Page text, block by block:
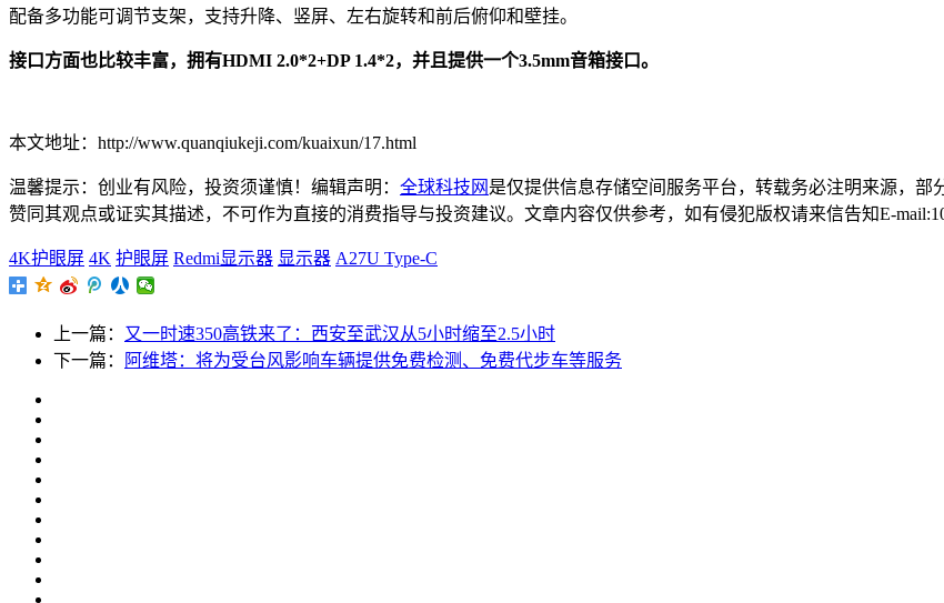
配备多功能可调节支架，支持升降、竖屏、左右旋转和前后俯仰和壁挂。
接口方面也比较丰富，拥有HDMI 2.0*2+DP 1.4*2，并且提供一个3.5mm音箱接口。
本文地址：http://www.quanqiukeji.com/kuaixun/17.html
温馨提示：创业有风险，投资须谨慎！编辑声明： 全球科技网 是仅提供信息存储空间服务平台，转载务必注明来源，
赞同其观点或证实其描述，不可作为直接的消费指导与投资建议。文章内容仅供参考，如有侵犯版权请来信告知E-
4K护眼屏 4K 护眼屏 Redmi显示器 显示器 A27U Type-C
上一篇： 又一时速350高铁来了：西安至武汉从5小时缩至2.5小时
下一篇：
阿维塔：将为受台风影响车辆提供免费检测、免费代步车等服务